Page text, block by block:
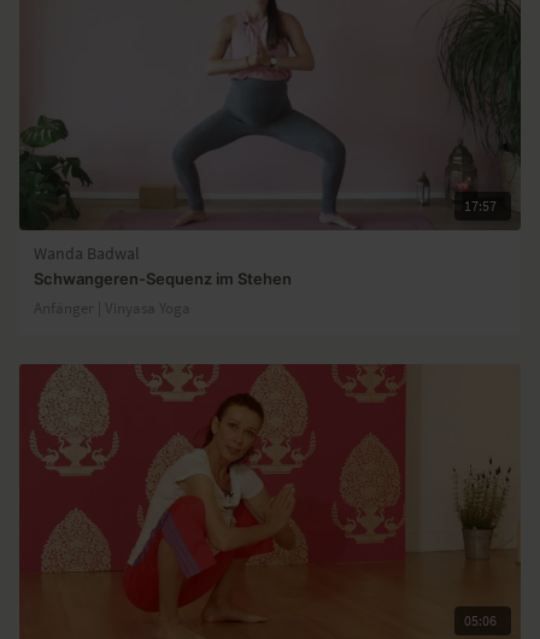
17:57
Wanda Badwal
Schwangeren-Sequenz im Stehen
Anfänger | Vinyasa Yoga
05:06